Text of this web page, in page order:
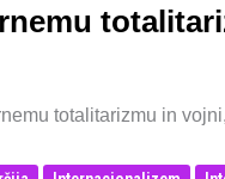
totalitarizmu in